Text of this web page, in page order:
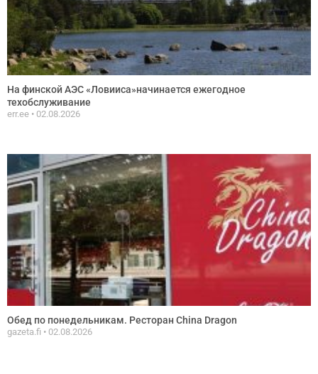
На финской АЭС «Ловииса»начинается ежегодное
техобслуживание
err.ee 02.08.2026
Обед по понедельникам. Ресторан China Dragon
gazeta.fi 02.08.2026